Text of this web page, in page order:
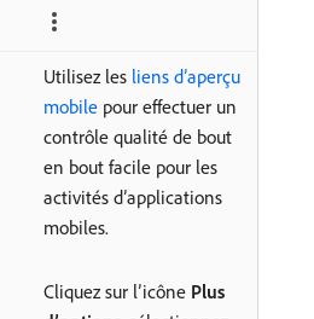
Utilisez les liens d’aperçu
mobile pour effectuer un
contrôle qualité de bout
en bout facile pour les
activités d’applications
mobiles.
Cliquez sur l’icône Plus